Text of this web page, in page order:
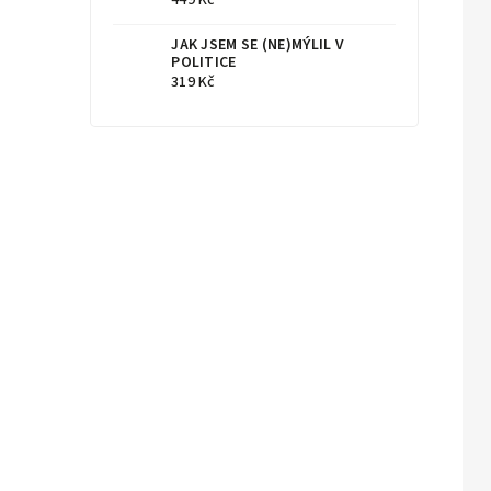
JAK JSEM SE (NE)MÝLIL V
POLITICE
319 Kč